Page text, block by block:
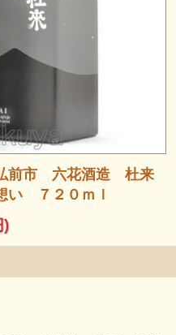
前市 六花酒造 杜来
い ７２０ｍｌ
)